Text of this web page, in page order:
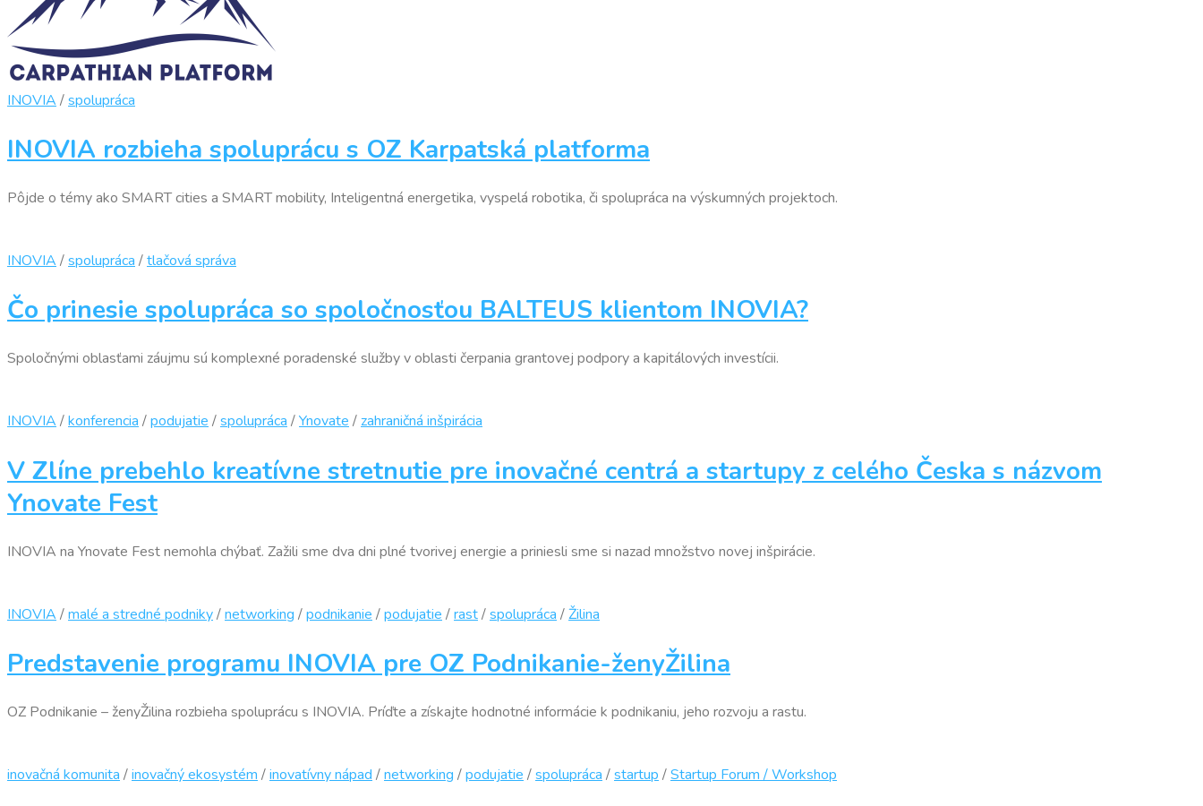
INOVIA /spolupráca
INOVIA rozbieha spoluprácu s OZ Karpatská platforma
Pôjde o témy ako SMART cities a SMART mobility, Inteligentná energetika, vyspelá robotika, či spolupráca na výskumných projektoch.
INOVIA /spolupráca /tlačová správa
Čo prinesie spolupráca so spoločnosťou BALTEUS klientom INOVIA?
Spoločnými oblasťami záujmu sú komplexné poradenské služby v oblasti čerpania grantovej podpory a kapitálových investícii.
INOVIA/konferencia/podujatie/spolupráca/Ynovate/zahraničná inšpirácia
V Zlíne prebehlo kreatívne stretnutie pre inovačné centrá a startupy z celého Česka s názvom
Ynovate Fest
INOVIA na Ynovate Fest nemohla chýbať. Zažili sme dva dni plné tvorivej energie a priniesli sme si nazad množstvo novej inšpirácie.
INOVIA /malé a stredné podniky/networking /podnikanie /podujatie /rast/spolupráca /Žilina
Predstavenie programu INOVIA pre OZ Podnikanie-ženyŽilina
OZ Podnikanie – ženyŽilina rozbieha spoluprácu s INOVIA. Príďte a získajte hodnotné informácie k podnikaniu, jeho rozvoju a rastu.
inovačná komunita/inovačný ekosystém/inovatívny nápad/networking /podujatie/spolupráca/startup/Startup Forum / Workshop